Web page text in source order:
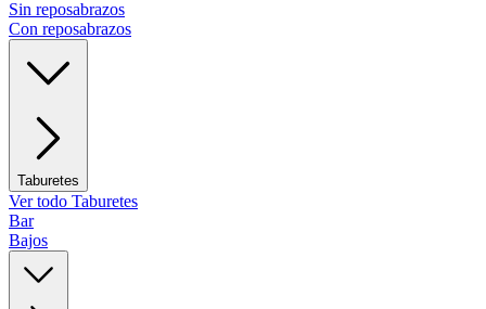
Sin reposabrazos
Con reposabrazos
Taburetes
Ver todo Taburetes
Bar
Bajos